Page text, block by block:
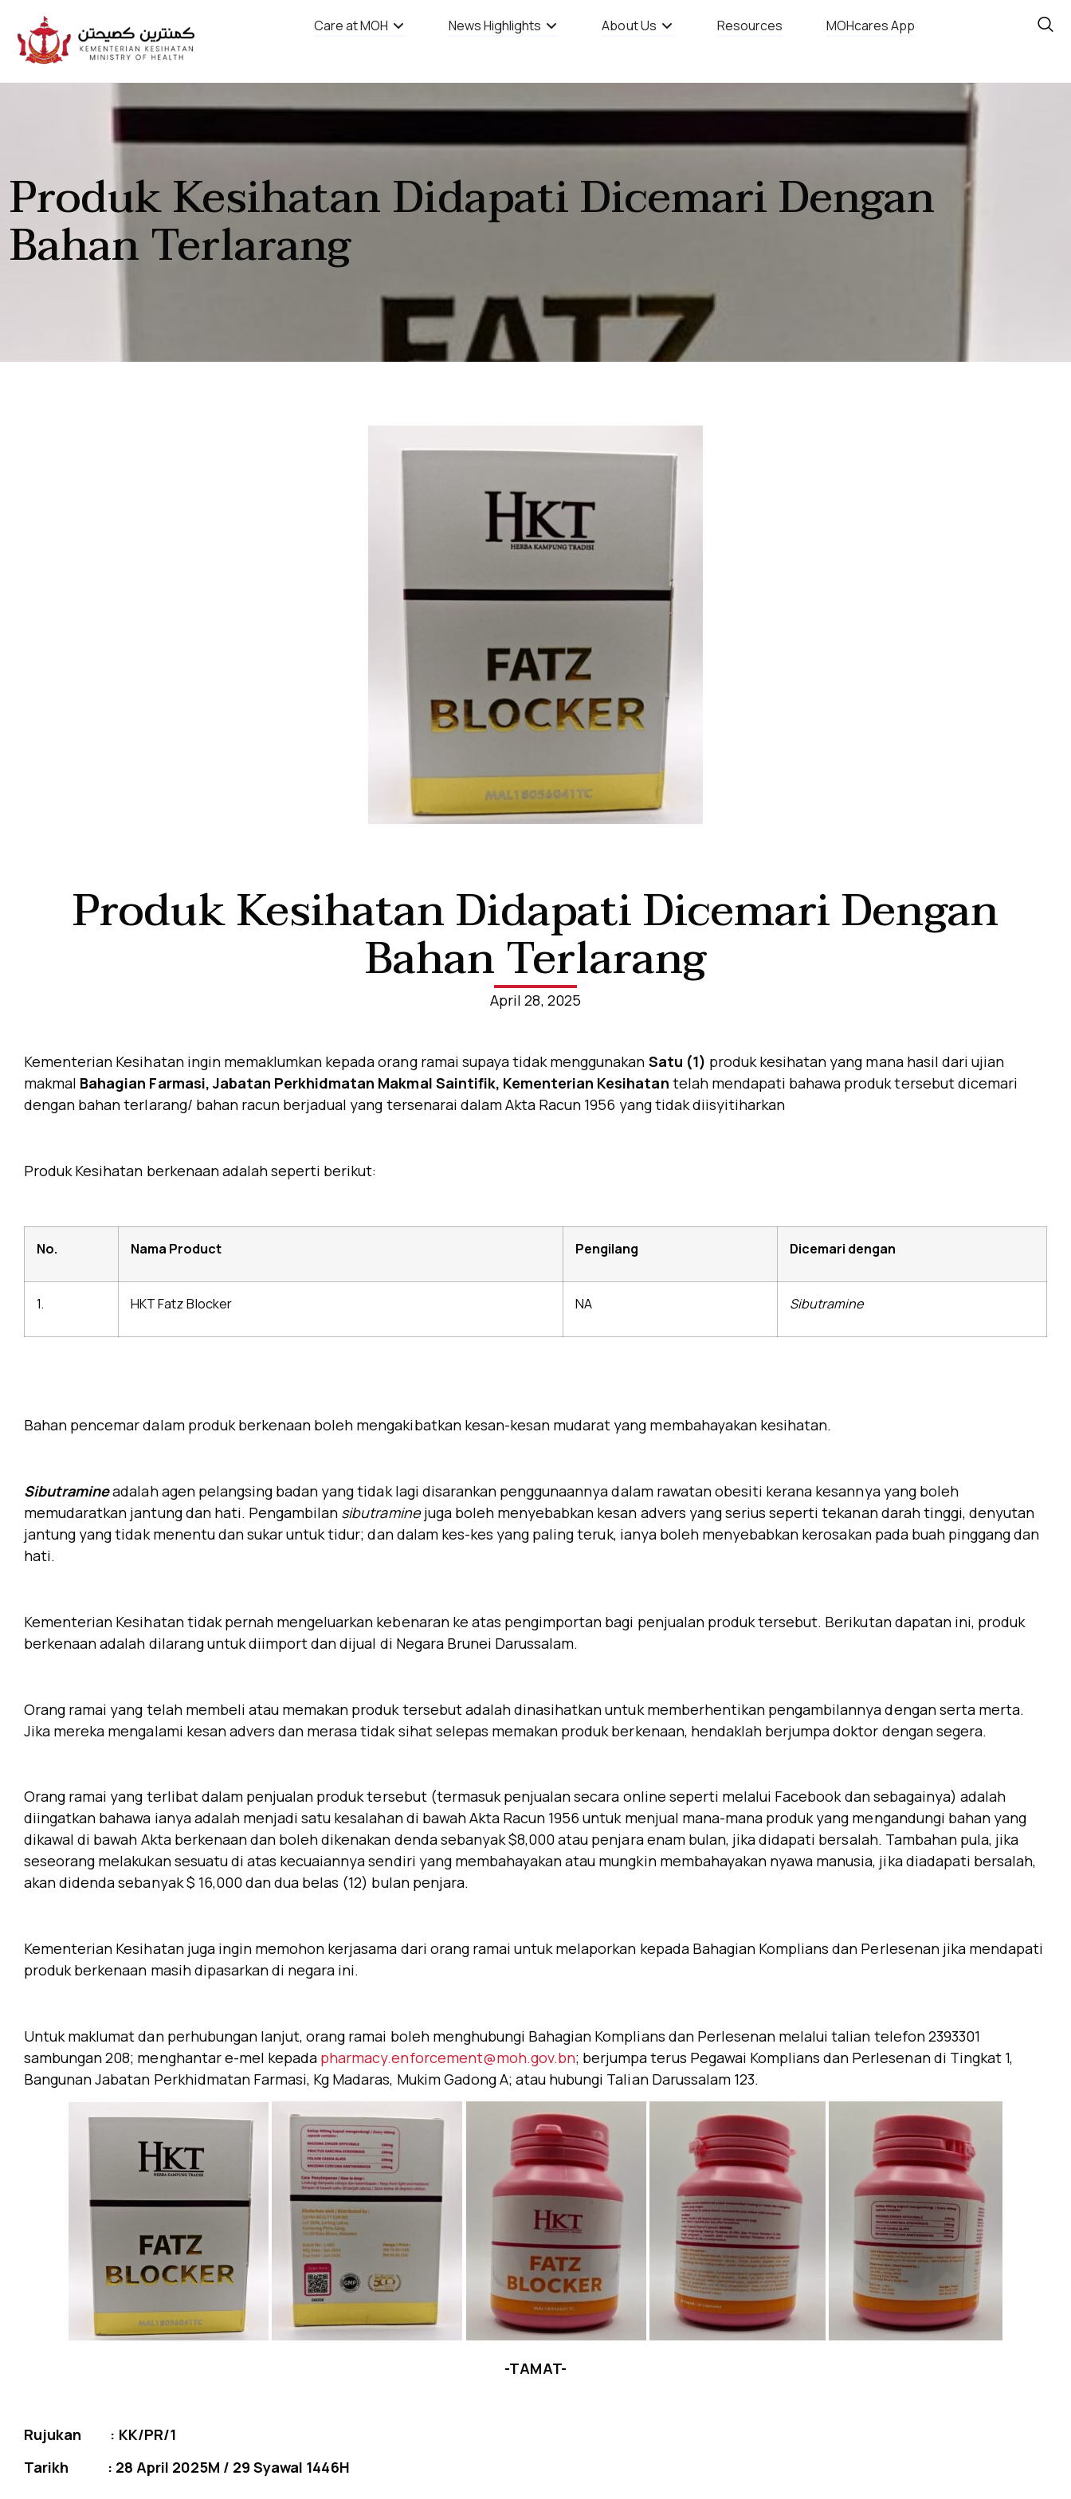
Care at MOH News Highlights About Us Resources MOHcares App
Produk Kesihatan Didapati Dicemari Dengan
Bahan Terlarang
Produk Kesihatan Didapati Dicemari Dengan
Bahan Terlarang
April 28, 2025
Kementerian Kesihatan ingin memaklumkan kepada orang ramai supaya tidak menggunakan Satu (1) produk kesihatan yang mana hasil dari ujian
makmal Bahagian Farmasi, Jabatan Perkhidmatan Makmal Saintifik, Kementerian Kesihatan telah mendapati bahawa produk tersebut dicemari
dengan bahan terlarang/ bahan racun berjadual yang tersenarai dalam Akta Racun 1956 yang tidak diisyitiharkan
Produk Kesihatan berkenaan adalah seperti berikut:
No. Nama Product Pengilang Dicemari dengan
1. HKT Fatz Blocker NA Sibutramine
Bahan pencemar dalam produk berkenaan boleh mengakibatkan kesan-kesan mudarat yang membahayakan kesihatan.
Sibutramineadalah agen pelangsing badan yang tidak lagi disarankan penggunaannya dalam rawatan obesiti kerana kesannya yang boleh
memudaratkan jantung dan hati. Pengambilan sibutraminejuga boleh menyebabkan kesan advers yang serius seperti tekanan darah tinggi, denyutan
jantung yang tidak menentu dan sukar untuk tidur; dan dalam kes-kes yang paling teruk, ianya boleh menyebabkan kerosakan pada buah pinggang dan
hati.
Kementerian Kesihatan tidak pernah mengeluarkan kebenaran ke atas pengimportan bagi penjualan produk tersebut. Berikutan dapatan ini, produk
berkenaan adalah dilarang untuk diimport dan dijual di Negara Brunei Darussalam.
Orang ramai yang telah membeli atau memakan produk tersebut adalah dinasihatkan untuk memberhentikan pengambilannya dengan serta merta.
Jika mereka mengalami kesan advers dan merasa tidak sihat selepas memakan produk berkenaan, hendaklah berjumpa doktor dengan segera.
Orang ramai yang terlibat dalam penjualan produk tersebut (termasuk penjualan secara online seperti melalui Facebook dan sebagainya) adalah
diingatkan bahawa ianya adalah menjadi satu kesalahan di bawah Akta Racun 1956 untuk menjual mana-mana produk yang mengandungi bahan yang
dikawal di bawah Akta berkenaan dan boleh dikenakan denda sebanyak $8,000 atau penjara enam bulan, jika didapati bersalah. Tambahan pula, jika
seseorang melakukan sesuatu di atas kecuaiannya sendiri yang membahayakan atau mungkin membahayakan nyawa manusia, jika diadapati bersalah,
akan didenda sebanyak $ 16,000 dan dua belas (12) bulan penjara.
Kementerian Kesihatan juga ingin memohon kerjasama dari orang ramai untuk melaporkan kepada Bahagian Komplians dan Perlesenan jika mendapati
produk berkenaan masih dipasarkan di negara ini.
Untuk maklumat dan perhubungan lanjut, orang ramai boleh menghubungi Bahagian Komplians dan Perlesenan melalui talian telefon 2393301
sambungan 208; menghantar e-mel kepada pharmacy.enforcement@moh.gov.bn; berjumpa terus Pegawai Komplians dan Perlesenan di Tingkat 1,
Bangunan Jabatan Perkhidmatan Farmasi, Kg Madaras, Mukim Gadong A; atau hubungi Talian Darussalam 123.
-TAMAT-
Rujukan : KK/PR/1
Tarikh : 28 April 2025M / 29 Syawal 1446H